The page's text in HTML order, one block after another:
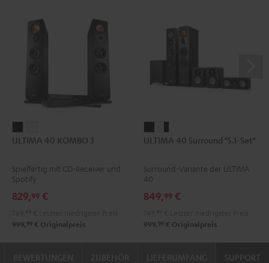
40
3
Schwarz
40
3
ULTIMA 40 KOMBO 3
Spielfertig mit CD-Receiver und
Spotify
829,99 €
999, 99 € Originalpreis
40
"5.1-
Schwarz
40
"5.1-
Weiß
Schwarz
ULTIMA 40 Surround "5.1-Set"
Surround-Variante der ULTIMA
40
849,99 €
999, 99 € Originalpreis
SUPPORT